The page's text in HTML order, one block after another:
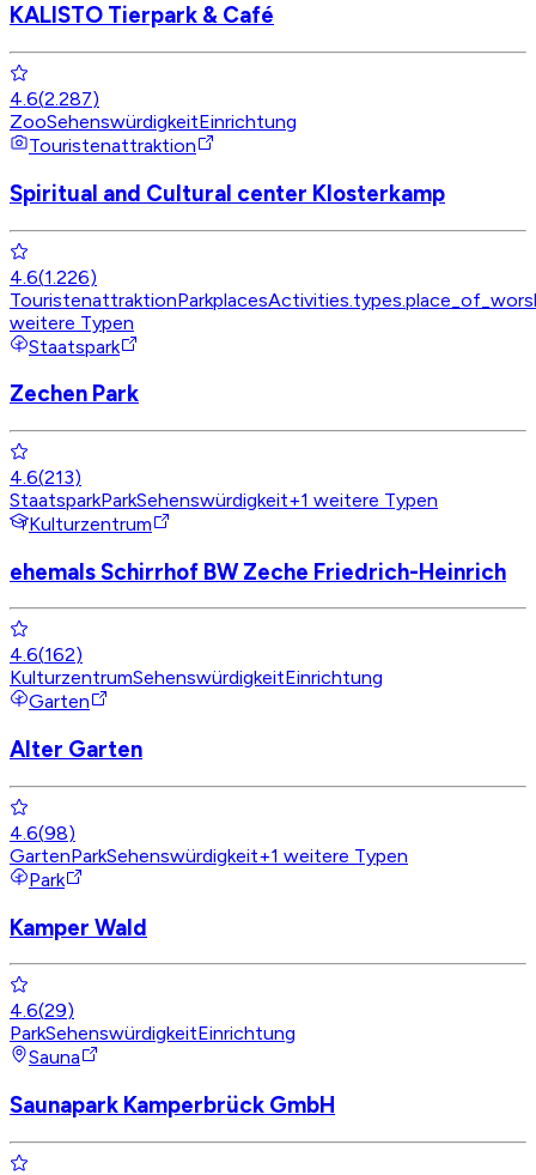
KALISTO Tierpark & Café
4.6(2.287)
ZooSehenswürdigkeitEinrichtung
Touristenattraktion
Spiritual and Cultural center Klosterkamp
4.6(1.226)
TouristenattraktionPark
weitere Typen
Staatspark
Zechen Park
4.6(213)
StaatsparkParkSehenswürdigkeit+1 weitere Typen
Kulturzentrum
ehemals Schirrhof BW Zeche Friedrich-Heinrich
4.6(162)
KulturzentrumSehenswürdigkeitEinrichtung
Garten
Alter Garten
4.6(98)
GartenParkSehenswürdigkeit+1 weitere Typen
Park
Kamper Wald
4.6(29)
ParkSehenswürdigkeitEinrichtung
Sauna
Saunapark Kamperbrück GmbH